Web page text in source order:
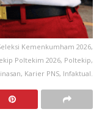
Kemenkumham 2026,
Poltekim 2026, Poltekip,
Karier PNS, Infaktual.